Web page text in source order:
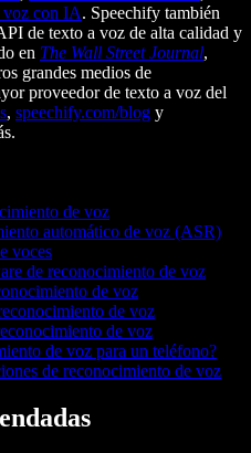
voz con IA. Speechify también
de texto a voz de alta calidad y
en The Wall Street Journal,
grandes medios de
proveedor de texto a voz del
, speechify.com/blog y
de voz
automático de voz (ASR)
voces
de reconocimiento de voz
de voz
de voz
de voz
de voz para un teléfono?
de reconocimiento de voz